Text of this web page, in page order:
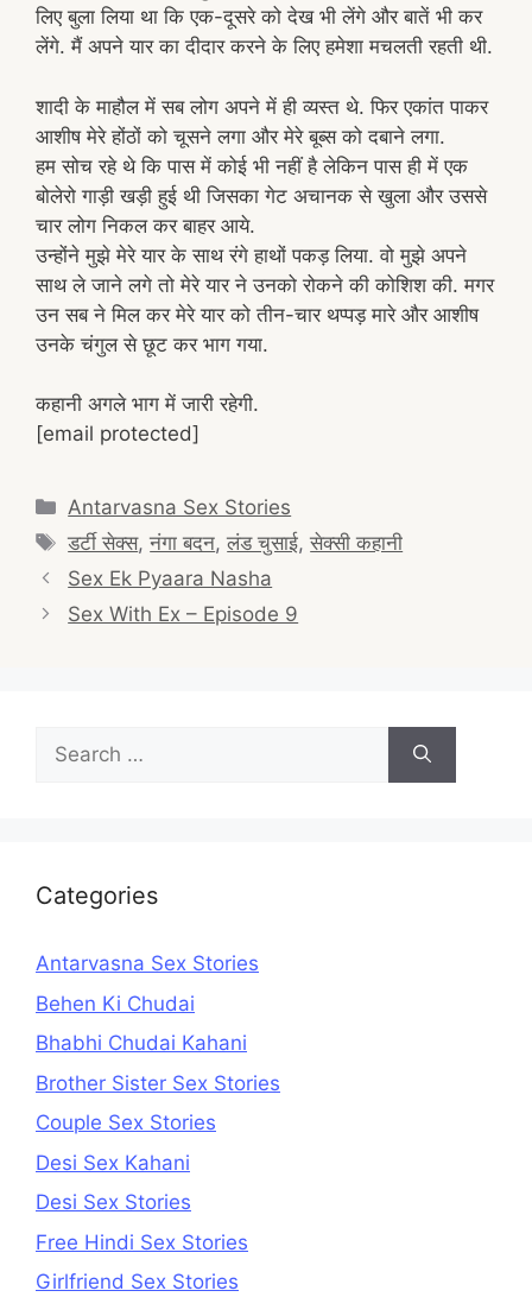
लिए बुला लिया था कि एक-दूसरे को देख भी लेंगे और बातें भी कर
लेंगे. मैं अपने यार का दीदार करने के लिए हमेशा मचलती रहती थी.
शादी के माहौल में सब लोग अपने में ही व्यस्त थे. फिर एकांत पाकर
आशीष मेरे होंठों को चूसने लगा और मेरे बूब्स को दबाने लगा.
हम सोच रहे थे कि पास में कोई भी नहीं है लेकिन पास ही में एक
बोलेरो गाड़ी खड़ी हुई थी जिसका गेट अचानक से खुला और उससे
चार लोग निकल कर बाहर आये.
उन्होंने मुझे मेरे यार के साथ रंगे हाथों पकड़ लिया. वो मुझे अपने
साथ ले जाने लगे तो मेरे यार ने उनको रोकने की कोशिश की. मगर
उन सब ने मिल कर मेरे यार को तीन-चार थप्पड़ मारे और आशीष
उनके चंगुल से छूट कर भाग गया.
कहानी अगले भाग में जारी रहेगी.
[email protected]
Categories
Antarvasna Sex Stories
Tags
डर्टी सेक्स,नंगा बदन,लंड चुसाई,सेक्सी कहानी
Post
navigation
Sex Ek Pyaara Nasha
Sex With Ex – Episode 9
Search
for:
Categories
Antarvasna Sex Stories
Behen Ki Chudai
Bhabhi Chudai Kahani
Brother Sister Sex Stories
Couple Sex Stories
Desi Sex Kahani
Desi Sex Stories
Free Hindi Sex Stories
Girlfriend Sex Stories